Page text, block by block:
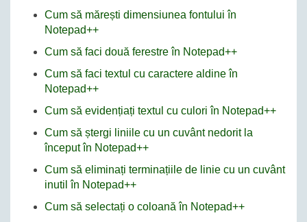
Cum să mărești dimensiunea fontului în
Notepad++
Cum să faci două ferestre în Notepad++
Cum să faci textul cu caractere aldine în
Notepad++
Cum să evidențiați textul cu culori în Notepad++
Cum să ștergi liniile cu un cuvânt nedorit la
început în Notepad++
Cum să eliminați terminațiile de linie cu un cuvânt
inutil în Notepad++
Cum să selectați o coloană în Notepad++